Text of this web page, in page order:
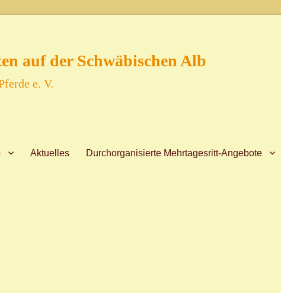
auf der Schwäbischen Alb
e. V.
Aktuelles Durchorganisierte Mehrtagesritt-Angebote